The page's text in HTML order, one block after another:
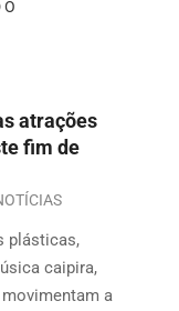
atrações
fim de
plásticas,
caipira,
a